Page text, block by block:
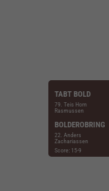
TABT BOLD
79. Teis Horn
Rasmussen
BOLDEROBRING
22. Anders
Zachariassen
Score: 15-9